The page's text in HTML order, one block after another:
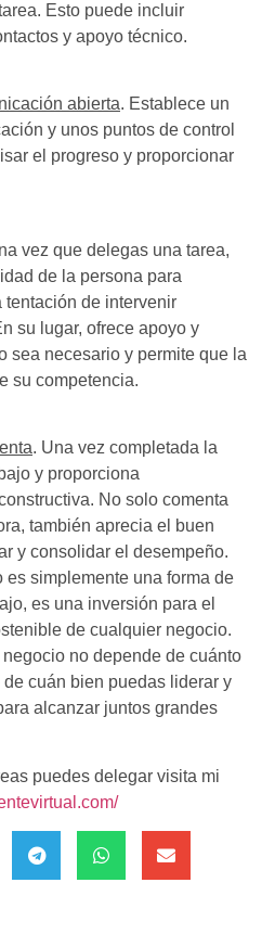
Esto puede incluir
y apoyo técnico.
abierta. Establece un
y unos puntos de control
el progreso y proporcionar
vez que delegas una tarea,
de la persona para
tentación de intervenir
su lugar, ofrece apoyo y
sea necesario y permite que la
su competencia.
. Una vez completada la
y proporciona
No solo comenta
también aprecia el buen
y consolidar el desempeño.
es simplemente una forma de
es una inversión para el
de cualquier negocio.
no depende de cuánto
cuán bien puedas liderar y
alcanzar juntos grandes
puedes delegar visita mi